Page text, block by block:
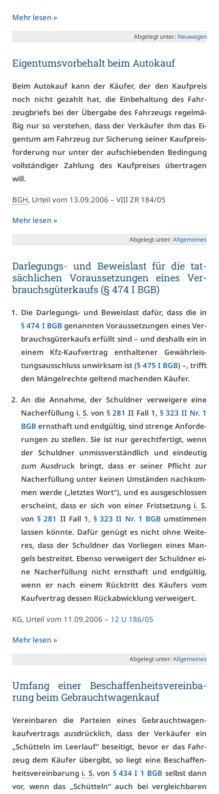
Mehr le­sen »
Ab­ge­legt un­ter: Neu­wa­gen
Ei­gen­tums­vor­be­halt beim Au­to­kauf
Beim Au­to­kauf kann der Käu­fer, der den Kauf­preis
noch nicht ge­zahlt hat, die Ein­be­hal­tung des Fahr­
zeug­briefs bei der Über­ga­be des Fahr­zeugs re­gel­mä­
ßig nur so ver­ste­hen, dass der Ver­käu­fer ihm das Ei­
gen­tum am Fahr­zeug zur Si­che­rung sei­ner Kauf­preis­
for­de­rung nur un­ter der auf­schie­ben­den Be­din­gung
voll­stän­di­ger Zah­lung des Kauf­prei­ses über­tra­gen
will.
BGH, Ur­teil vom 13.09.2006 – VI­II ZR 184/05
Mehr le­sen »
Ab­ge­legt un­ter:All­ge­mei­nes
Dar­le­gungs- und Be­weis­last für die tat­
säch­li­chen Vor­aus­set­zun­gen ei­nes Ver­
brauchs­gü­ter­kaufs (§ 474 I BGB)
Die Dar­le­gungs- und Be­weis­last da­für, dass die in
§ 474 I BGB ge­nann­ten Vor­aus­set­zun­gen ei­nes Ver­
brauchs­gü­ter­kaufs er­füllt sind – und des­halb ein in
ei­nem Kfz-Kauf­ver­trag ent­hal­te­ner Ge­währ­leis­
tungs­aus­schluss un­wirk­sam ist (§ 475 I BGB) –, trifft
den Män­gel­rech­te gel­tend ma­chen­den Käu­fer.
An die An­nah­me, der Schuld­ner ver­wei­ge­re ei­ne
Nach­er­fül­lung i. S. von § 281 II Fall 1, § 323 II Nr. 1
BGB ernst­haft und end­gül­tig, sind stren­ge An­for­de­
run­gen zu stel­len. Sie ist nur ge­recht­fer­tigt, wenn
der Schuld­ner un­miss­ver­ständ­lich und ein­deu­tig
zum Aus­druck bringt, dass er sei­ner Pflicht zur
Nach­er­fül­lung un­ter kei­nen Um­stän­den nach­kom­
men wer­de („letz­tes Wort“), und es aus­ge­schlos­sen
er­scheint, dass er sich von ei­ner Frist­set­zung i. S.
von§ 281 II Fall 1,§ 323 II Nr. 1 BGB um­stim­men
las­sen könn­te. Da­für ge­nügt es nicht oh­ne Wei­te­
res, dass der Schuld­ner das Vor­lie­gen ei­nes Man­
gels be­strei­tet. Eben­so ver­wei­gert der Schuld­ner ei­
ne Nach­er­fül­lung nicht ernst­haft und end­gül­tig,
wenn er nach ei­nem Rück­tritt des Käu­fers vom
Kauf­ver­trag des­sen Rück­ab­wick­lung ver­wei­gert.
KG, Ur­teil vom 11.09.2006 – 12 U 186/05
Mehr le­sen »
Ab­ge­legt un­ter:All­ge­mei­nes
Um­fang ei­ner Be­schaf­fen­heits­ver­ein­ba­
rung beim Ge­braucht­wa­gen­kauf
Ver­ein­ba­ren die Par­tei­en ei­nes Ge­braucht­wa­gen­
kauf­ver­trags aus­drück­lich, dass der Ver­käu­fer ein
„Schüt­teln im Leer­lauf“ be­sei­tigt, be­vor er das Fahr­
zeug dem Käu­fer über­gibt, so liegt ei­ne Be­schaf­fen­
heits­ver­ein­ba­rung i. S. von § 434 I 1 BGB selbst dann
vor, wenn das „Schüt­teln“ auch bei ver­gleich­ba­ren